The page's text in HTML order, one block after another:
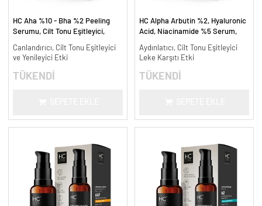
HC Aha %10 - Bha %2 Peeling
Serumu, Cilt Tonu Eşitleyici,
Canlandırıcı, Cilt Tonu Eşitleyici
ve Yenileyici Etki
TÜKENDİ
HC Alpha Arbutin %2, Hyaluronic
Acid, Niacinamide %5 Serum,
ml.
Aydınlatıcı, Cilt Tonu Eşitleyici
Leke Karşıtı Etki
TÜKENDİ